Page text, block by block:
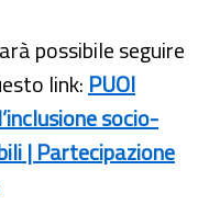
possibile seguire
link: PUOI
socio-
| Partecipazione